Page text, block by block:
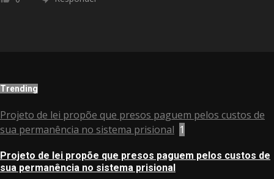
Trending
Projeto de lei propõe que presos paguem pelos custos de
sua permanência no sistema prisional 1
Projeto de lei propõe que presos paguem pelos custos de
sua permanência no sistema prisional